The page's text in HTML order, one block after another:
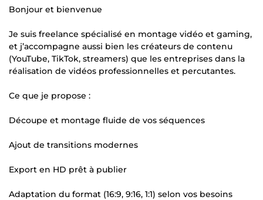
Bonjour et bienvenue
Je suis freelance spécialisé en montage vidéo et gaming,
et j’accompagne aussi bien les créateurs de contenu
(YouTube, TikTok, streamers) que les entreprises dans la
réalisation de vidéos professionnelles et percutantes.
Ce que je propose :
Découpe et montage fluide de vos séquences
Ajout de transitions modernes
Export en HD prêt à publier
Adaptation du format (16:9, 9:16, 1:1) selon vos besoins